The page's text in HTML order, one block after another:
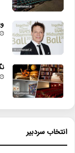
انتخاب سردبیر